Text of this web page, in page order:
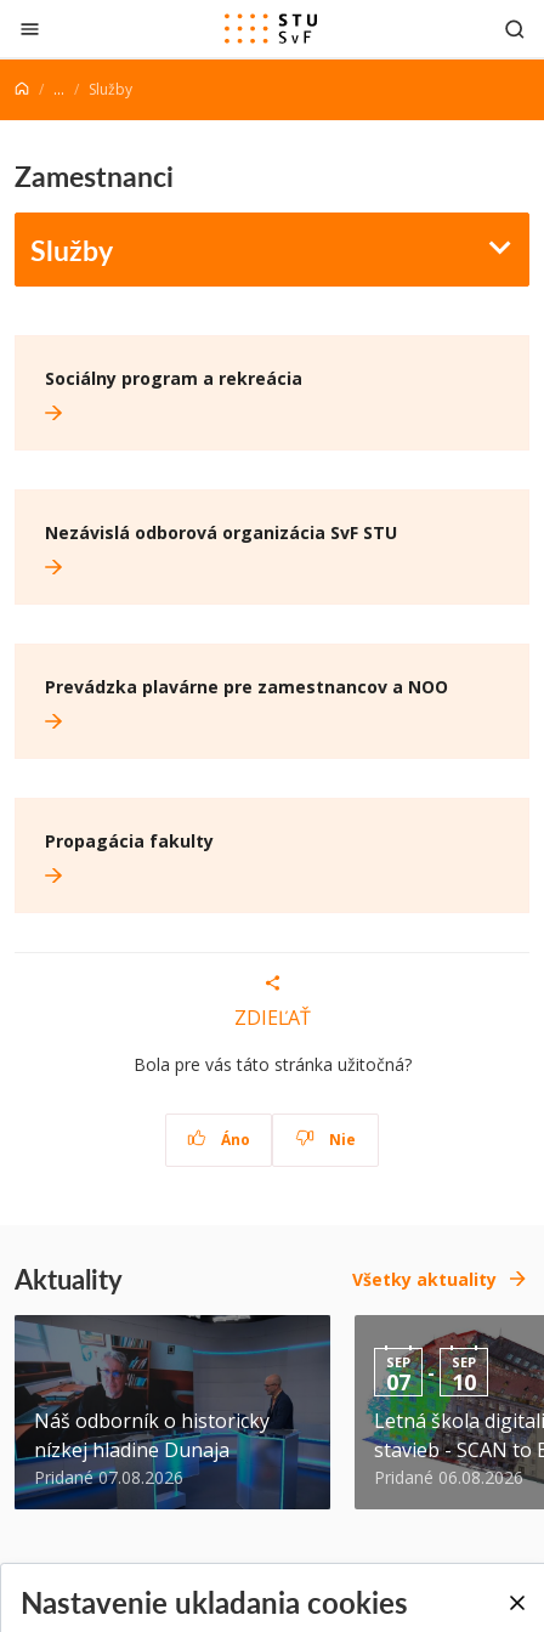
Prejsť na obsah
... Služby
Zamestnanci
Služby
Sociálny program a rekreácia
Nezávislá odborová organizácia SvF STU
Prevádzka plavárne pre zamestnancov a NOO
Propagácia fakulty
ZDIEĽAŤ
Bola pre vás táto stránka užitočná?
Áno Nie
Aktuality Všetky aktuality
Náš odborník o historicky
nízkej hladine Dunaja
Pridané 07.08.2026
SEP
07 - SEP
10
Letná škola
stavieb - SCAN to
Pridané 06.08.2026
Nastavenie ukladania cookies